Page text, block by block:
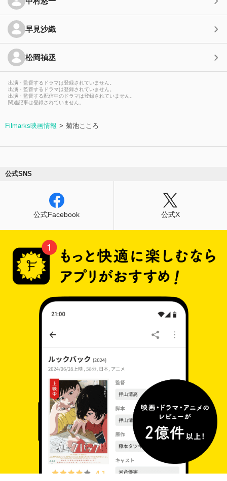
早見沙織
松岡禎丞
出演・監督するドラマは登録されていません。
出演・監督するドラマは登録されていません。
出演・監督する配信中のドラマは登録されていません。
関連記事は登録されていません。
Filmarks映画情報 菊池こころ
公式SNS
公式Facebook 公式X